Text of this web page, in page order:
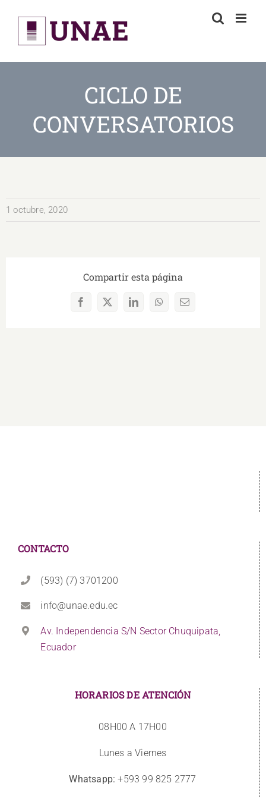
content
CICLO DE
CONVERSATORIOS
1 octubre, 2020
Compartir esta página
Facebook
X LinkedInWhatsAppCorreo
CONTACTO
(593) (7) 3701200
info@unae.edu.ec
Av. Independencia S/N Sector Chuquipata,
Ecuador
HORARIOS DE ATENCIÓN
08H00 A 17H00
Lunes a Viernes
Whatsapp: +593 99 825 2777